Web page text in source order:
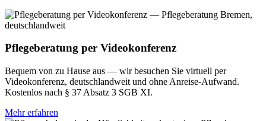
Pflegeberatung per Videokonferenz
Bequem von zu Hause aus — wir besuchen Sie virtuell per
Videokonferenz, deutschlandweit und ohne Anreise-Aufwand.
Kostenlos nach § 37 Absatz 3 SGB XI.
Mehr erfahren